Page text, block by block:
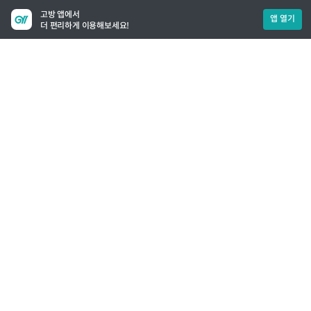
고방 앱에서
더 편리하게 이용해보세요!
앱 열기